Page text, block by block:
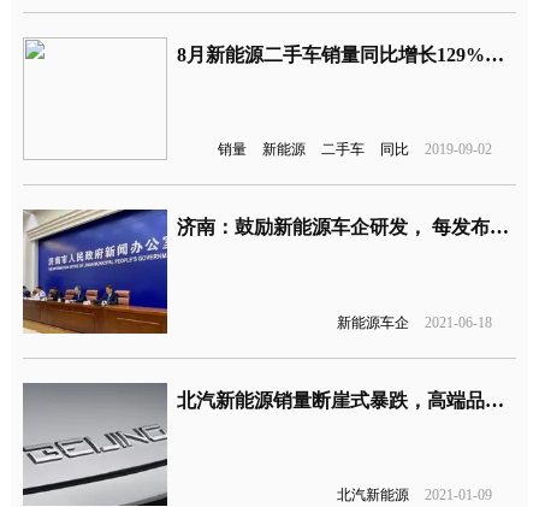
8月新能源二手车销量同比增长129%，保质量仍低
销量 新能源 二手车 同比 2019-09-02
济南：鼓励新能源车企研发， 每发布1款新车型奖励100万
新能源车企 2021-06-18
北汽新能源销量断崖式暴跌，高端品牌也无法挽救
北汽新能源 2021-01-09